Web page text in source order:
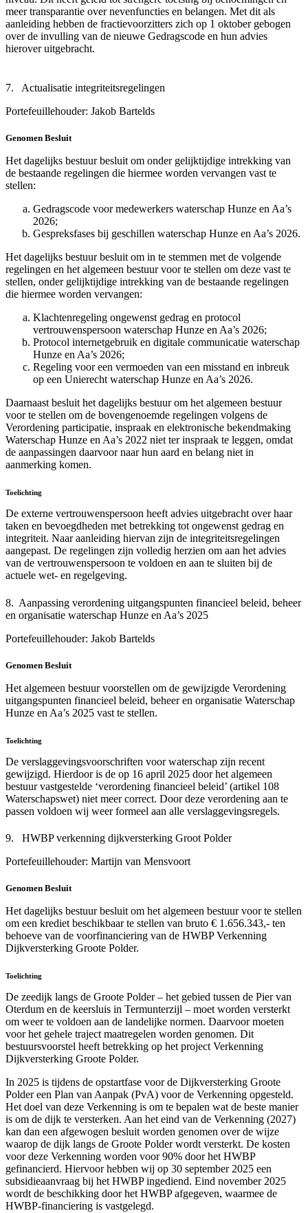
meer transparantie over nevenfuncties en belangen. Met dit als
aanleiding hebben de fractievoorzitters zich op 1 oktober gebogen
over de invulling van de nieuwe Gedragscode en hun advies
hierover uitgebracht.
7. Actualisatie integriteitsregelingen
Portefeuillehouder: Jakob Bartelds
Genomen Besluit
Het dagelijks bestuur besluit om onder gelijktijdige intrekking van
de bestaande regelingen die hiermee worden vervangen vast te
stellen:
Gedragscode voor medewerkers waterschap Hunze en Aa’s
2026;
Gespreksfases bij geschillen waterschap Hunze en Aa’s 2026.
Het dagelijks bestuur besluit om in te stemmen met de volgende
regelingen en het algemeen bestuur voor te stellen om deze vast te
stellen, onder gelijktijdige intrekking van de bestaande regelingen
die hiermee worden vervangen:
Klachtenregeling ongewenst gedrag en protocol
vertrouwenspersoon waterschap Hunze en Aa’s 2026;
Protocol internetgebruik en digitale communicatie waterschap
Hunze en Aa’s 2026;
Regeling voor een vermoeden van een misstand en inbreuk
op een Unierecht waterschap Hunze en Aa’s 2026.
Daarnaast besluit het dagelijks bestuur om het algemeen bestuur
voor te stellen om de bovengenoemde regelingen volgens de
Verordening participatie, inspraak en elektronische bekendmaking
Waterschap Hunze en Aa’s 2022 niet ter inspraak te leggen, omdat
de aanpassingen daarvoor naar hun aard en belang niet in
aanmerking komen.
Toelichting
De externe vertrouwenspersoon heeft advies uitgebracht over haar
taken en bevoegdheden met betrekking tot ongewenst gedrag en
integriteit. Naar aanleiding hiervan zijn de integriteitsregelingen
aangepast. De regelingen zijn volledig herzien om aan het advies
van de vertrouwenspersoon te voldoen en aan te sluiten bij de
actuele wet- en regelgeving.
8. Aanpassing verordening uitgangspunten financieel beleid, beheer
en organisatie waterschap Hunze en Aa’s 2025
Portefeuillehouder: Jakob Bartelds
Genomen Besluit
Het algemeen bestuur voorstellen om de gewijzigde Verordening
uitgangspunten financieel beleid, beheer en organisatie Waterschap
Hunze en Aa’s 2025 vast te stellen.
Toelichting
De verslaggevingsvoorschriften voor waterschap zijn recent
gewijzigd. Hierdoor is de op 16 april 2025 door het algemeen
bestuur vastgestelde ‘verordening financieel beleid’ (artikel 108
Waterschapswet) niet meer correct. Door deze verordening aan te
passen voldoen wij weer formeel aan alle verslaggevingsregels.
9. HWBP verkenning dijkversterking Groot Polder
Portefeuillehouder: Martijn van Mensvoort
Genomen Besluit
Het dagelijks bestuur besluit om het algemeen bestuur voor te stellen
om een krediet beschikbaar te stellen van bruto € 1.656.343,- ten
behoeve van de voorfinanciering van de HWBP Verkenning
Dijkversterking Groote Polder.
Toelichting
De zeedijk langs de Groote Polder – het gebied tussen de Pier van
Oterdum en de keersluis in Termunterzijl – moet worden versterkt
om weer te voldoen aan de landelijke normen. Daarvoor moeten
voor het gehele traject maatregelen worden genomen. Dit
bestuursvoorstel heeft betrekking op het project Verkenning
Dijkversterking Groote Polder.
In 2025 is tijdens de opstartfase voor de Dijkversterking Groote
Polder een Plan van Aanpak (PvA) voor de Verkenning opgesteld.
Het doel van deze Verkenning is om te bepalen wat de beste manier
is om de dijk te versterken. Aan het eind van de Verkenning (2027)
kan dan een afgewogen besluit worden genomen over de wijze
waarop de dijk langs de Groote Polder wordt versterkt. De kosten
voor deze Verkenning worden voor 90% door het HWBP
gefinancierd. Hiervoor hebben wij op 30 september 2025 een
subsidieaanvraag bij het HWBP ingediend. Eind november 2025
wordt de beschikking door het HWBP afgegeven, waarmee de
HWBP-financiering is vastgelegd.